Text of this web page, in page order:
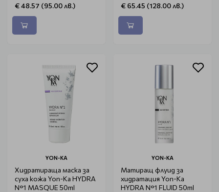
€ 48.57 (95.00 лв.)
€ 65.45 (128.00 лв.)
YON-KA
Хидратираща маска за
суха кожа Yon-Ka HYDRA
N°1 MASQUE 50ml
YON-KA
Матиращ флуид за
хидратация Yon-Ka
HYDRA N°1 FLUID 50ml